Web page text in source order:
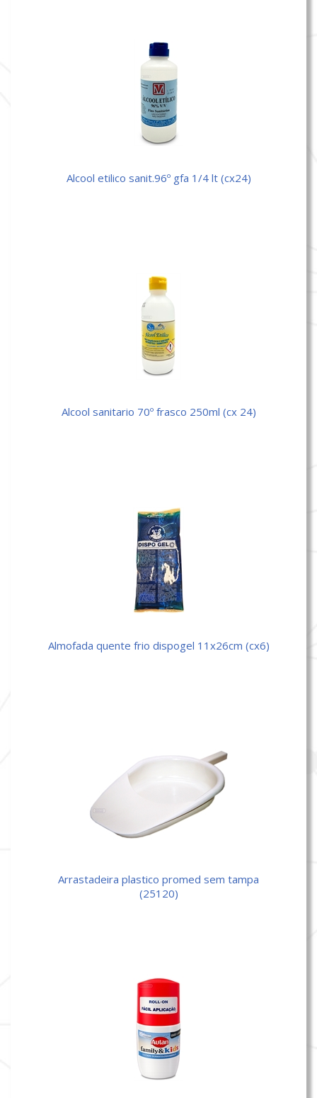
alcool etilico sanit.96º gfa 1/4 lt (cx24)
alcool sanitario 70º frasco 250ml (cx 24)
almofada quente frio dispogel 11x26cm (cx6)
arrastadeira plastico promed sem tampa
(25120)